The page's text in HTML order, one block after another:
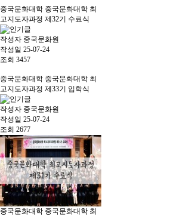
중국문화대학 중국문화대학 최
고지도자과정 제32기 수료식
작성자 중국문화원
작성일 25-07-24
조회 3457
중국문화대학 중국문화대학 최
고지도자과정 제33기 입학식
작성자 중국문화원
작성일 25-07-24
조회 2677
중국문화대학 중국문화대학 최